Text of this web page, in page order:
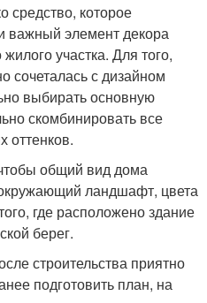
средство, которое
важный элемент декора
участка. Для того,
сочеталась с дизайном
выбирать основную
скомбинировать все
оттенков.
общий вид дома
ландшафт, цвета
где расположено здание
берег.
строительства приятно
подготовить план, на